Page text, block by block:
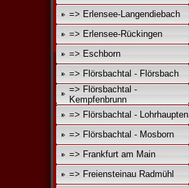
=> Erlensee-Langendiebach
=> Erlensee-Rückingen
=> Eschborn
=> Flörsbachtal - Flörsbach
=> Flörsbachtal -
Kempfenbrunn
=> Flörsbachtal - Lohrhaupten
=> Flörsbachtal - Mosborn
=> Frankfurt am Main
=> Freiensteinau Radmühl